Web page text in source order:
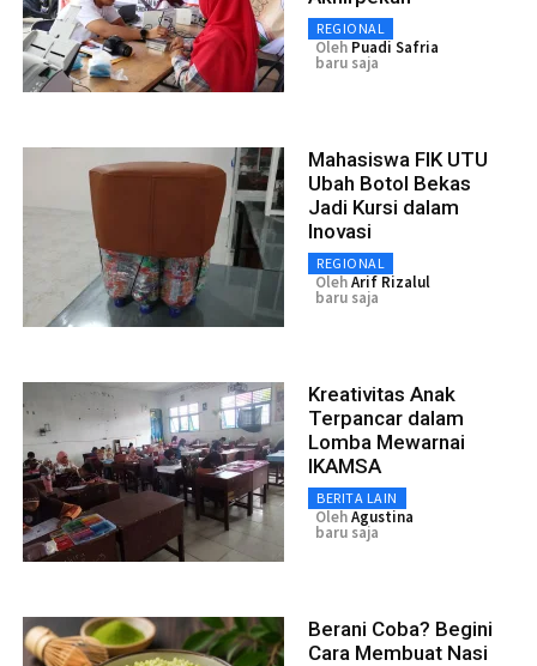
REGIONAL
Oleh Puadi Safria
baru saja
Mahasiswa FIK UTU
Ubah Botol Bekas
Jadi Kursi dalam
Inovasi
REGIONAL
OlehArif Rizalul
baru saja
Kreativitas Anak
Terpancar dalam
Lomba Mewarnai
IKAMSA
BERITA LAIN
OlehAgustina
baru saja
Berani Coba? Begini
Cara Membuat Nasi